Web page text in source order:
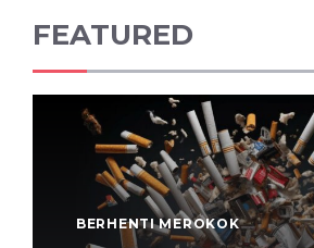
FEATURED
BERHENTI MEROKOK